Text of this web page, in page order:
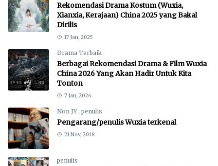
Rekomendasi Drama Kostum (Wuxia,
Xianxia, Kerajaan) China 2025 yang Bakal
Dirilis
17 Jan, 2025
Drama Terbaik
Berbagai Rekomendasi Drama & Film Wuxia
China 2026 Yang Akan Hadir Untuk Kita
Tonton
7 Jan, 2026
Non JY , penulis
Pengarang/penulis Wuxia terkenal
21 Nov, 2018
penulis